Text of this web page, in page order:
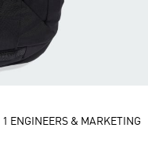
ENGINEERS & MARKETING